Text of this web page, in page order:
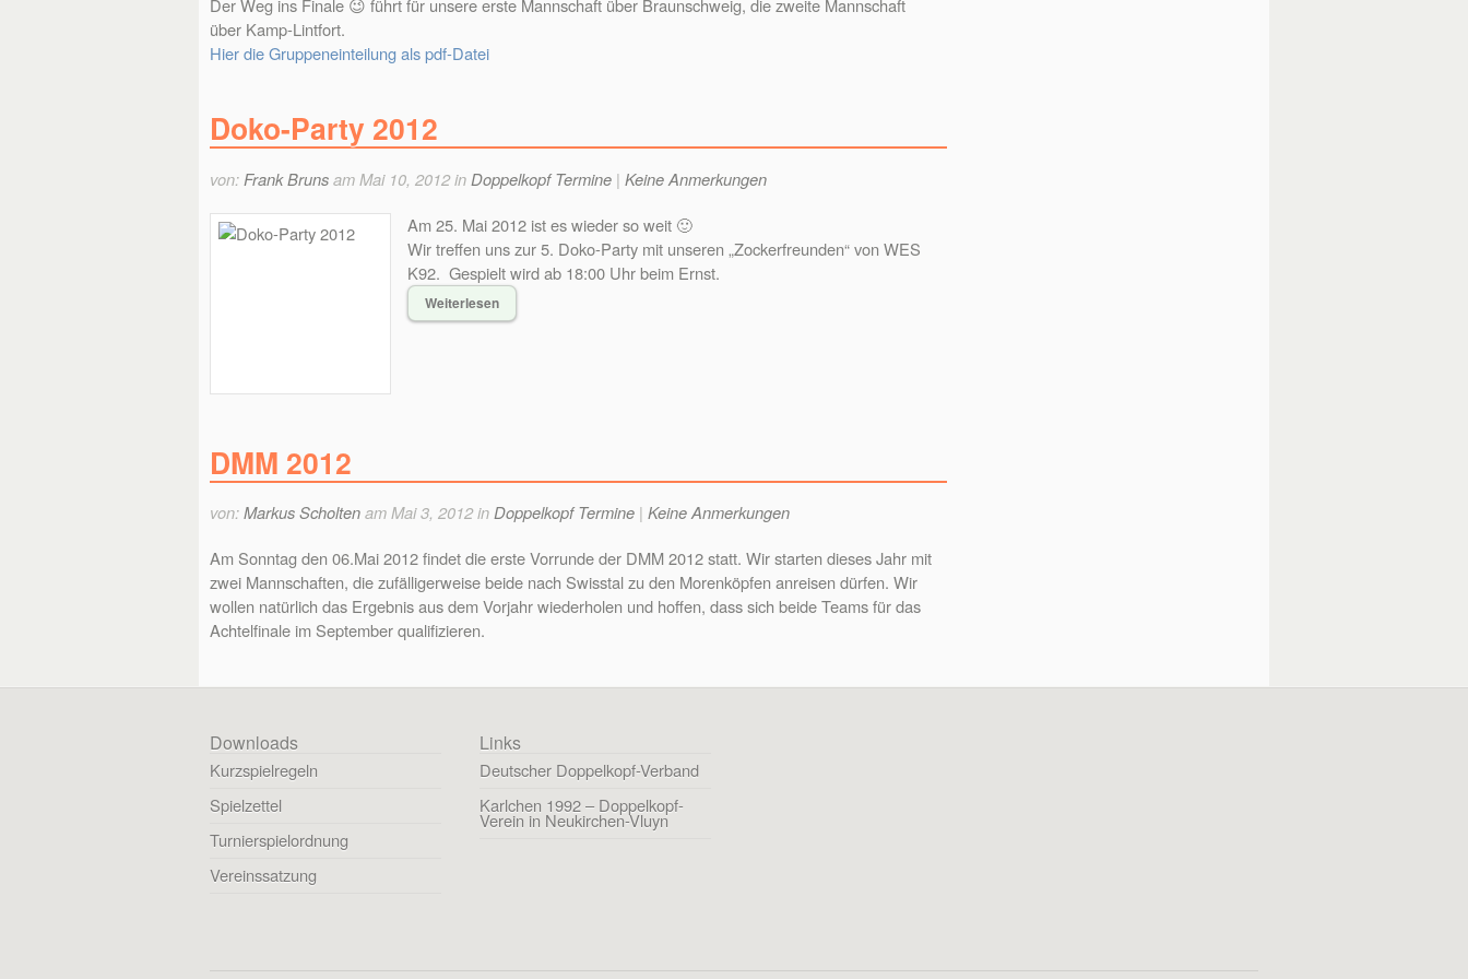
Der Weg ins Finale 😉 führt für unsere erste Mannschaft über Braunschweig, die zweite Mannschaft
über Kamp-Lintfort.
Hier die Gruppeneinteilung als pdf-Datei
Doko-Party 2012
von: Frank Brunsam Mai 10, 2012 in Doppelkopf Termine | Keine Anmerkungen
Am 25. Mai 2012 ist es wieder so weit 🙂
Wir treffen uns zur 5. Doko-Party mit unseren „Zockerfreunden“ von WES
K92. Gespielt wird ab 18:00 Uhr beim Ernst.
Weiterlesen
DMM 2012
von:Markus Scholtenam Mai 3, 2012 in Doppelkopf Termine | Keine Anmerkungen
Am Sonntag den 06.Mai 2012 findet die erste Vorrunde der DMM 2012 statt. Wir starten dieses Jahr mit
zwei Mannschaften, die zufälligerweise beide nach Swisstal zu den Morenköpfen anreisen dürfen. Wir
wollen natürlich das Ergebnis aus dem Vorjahr wiederholen und hoffen, dass sich beide Teams für das
Achtelfinale im September qualifizieren.
Downloads
Kurzspielregeln
Spielzettel
Turnierspielordnung
Vereinssatzung
Links
Deutscher Doppelkopf-Verband
Karlchen 1992 – Doppelkopf-
Verein in Neukirchen-Vluyn